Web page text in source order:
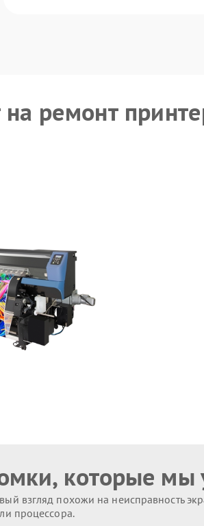
на ремонт
которые мы
взгляд похожи на неисправность
процессора.